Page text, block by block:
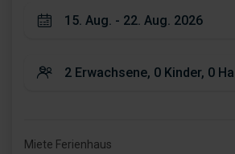
Miete Ferienhaus